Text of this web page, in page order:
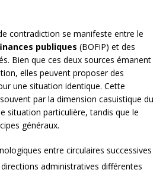
contradiction se manifeste entre le
publiques (BOFiP) et des
Bien que ces deux sources émanent
elles peuvent proposer des
une situation identique. Cette
par la dimension casuistique du
situation particulière, tandis que le
généraux.
entre circulaires successives
administratives différentes